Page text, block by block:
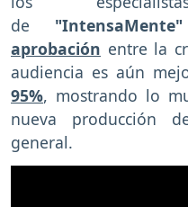
de
aprobación entre la
audiencia es aún
95%, mostrando lo
nueva producción
general.